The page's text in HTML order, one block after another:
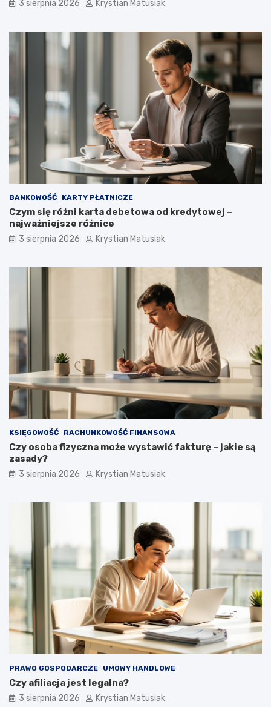
3 sierpnia 2026 Krystian Matusiak
BANKOWOŚĆ KARTY PŁATNICZE
Czym się różni karta debetowa od kredytowej –
najważniejsze różnice
3 sierpnia 2026 Krystian Matusiak
KSIĘGOWOŚĆ RACHUNKOWOŚĆ FINANSOWA
Czy osoba fizyczna może wystawić fakturę – jakie są
zasady?
3 sierpnia 2026 Krystian Matusiak
PRAWO GOSPODARCZE UMOWY HANDLOWE
Czy afiliacja jest legalna?
3 sierpnia 2026 Krystian Matusiak